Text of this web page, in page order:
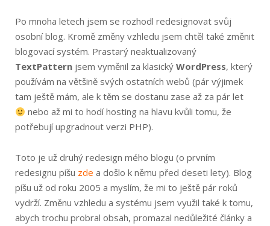
Po mnoha letech jsem se rozhodl redesignovat svůj
osobní blog. Kromě změny vzhledu jsem chtěl také změnit
blogovací systém. Prastarý neaktualizovaný
TextPattern jsem vyměnil za klasický WordPress, který
používám na většině svých ostatních webů (pár výjimek
tam ještě mám, ale k těm se dostanu zase až za pár let
nebo až mi to hodí hosting na hlavu kvůli tomu, že
potřebují upgradnout verzi PHP).
Toto je už druhý redesign mého blogu (o prvním
redesignu píšu zde a došlo k němu před deseti lety). Blog
píšu už od roku 2005 a myslím, že mi to ještě pár roků
vydrží. Změnu vzhledu a systému jsem využil také k tomu,
abych trochu probral obsah, promazal nedůležité články a